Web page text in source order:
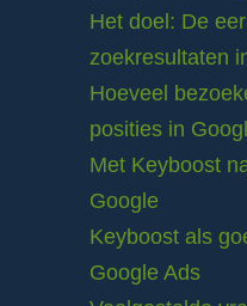
Het doel: De
zoekresultaten
Hoeveel
posities in
Met Keyboost
Google
Keyboost als
Google Ads